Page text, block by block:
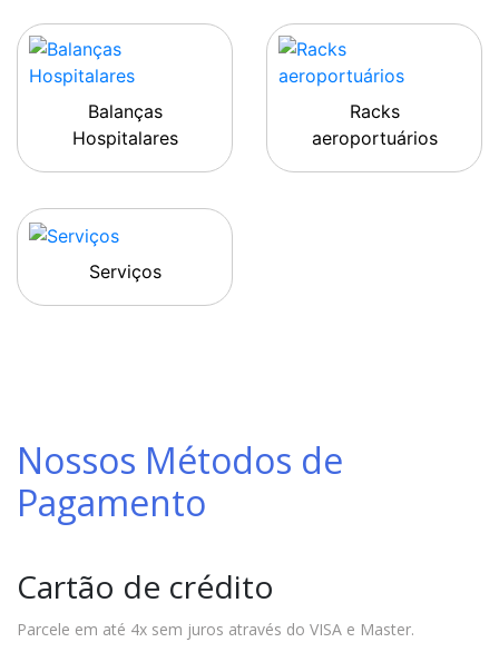
Balanças
Hospitalares
Racks
aeroportuários
Serviços
Nossos Métodos de
Pagamento
Cartão de crédito
Parcele em até 4x sem juros através do VISA e Master.